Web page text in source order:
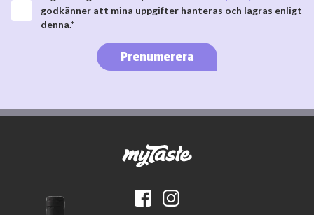
godkänner att mina uppgifter hanteras och lagras enligt
denna.*
Prenumerera